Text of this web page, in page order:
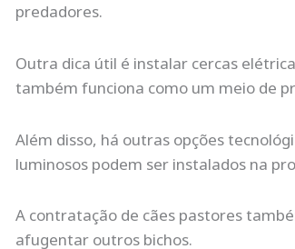
predadores.
Outra dica útil é instalar cercas
também funciona como um meio de
Além disso, há outras opções
luminosos podem ser instalados na
A contratação de cães pastores
afugentar outros bichos.